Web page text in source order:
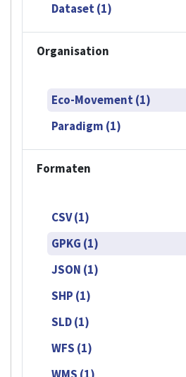
Dataset (1)
Organisation
Eco-Movement (1)
Paradigm (1)
Formaten
CSV (1)
GPKG (1)
JSON (1)
SHP (1)
SLD (1)
WFS (1)